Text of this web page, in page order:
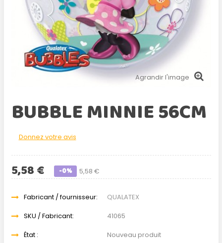
Agrandir l'image
BUBBLE MINNIE 56CM
Donnez votre avis
5,58 €
5,58 € -0%
Fabricant / fournisseur:
QUALATEX
SKU / Fabricant:
41065
État :
Nouveau produit